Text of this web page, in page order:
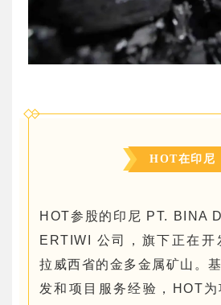
HOT在印尼
HOT参股的印尼 PT. BINA
ERTIWI 公司，旗下正在开
拉威西省的金多金属矿山。
发和项目服务经验，HOT